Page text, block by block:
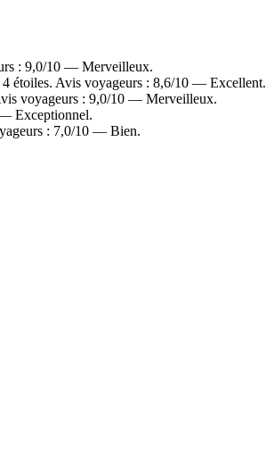
: 9,0/10 — Merveilleux.
étoiles. Avis voyageurs : 8,6/10 — Excellent.
voyageurs : 9,0/10 — Merveilleux.
Exceptionnel.
: 7,0/10 — Bien.